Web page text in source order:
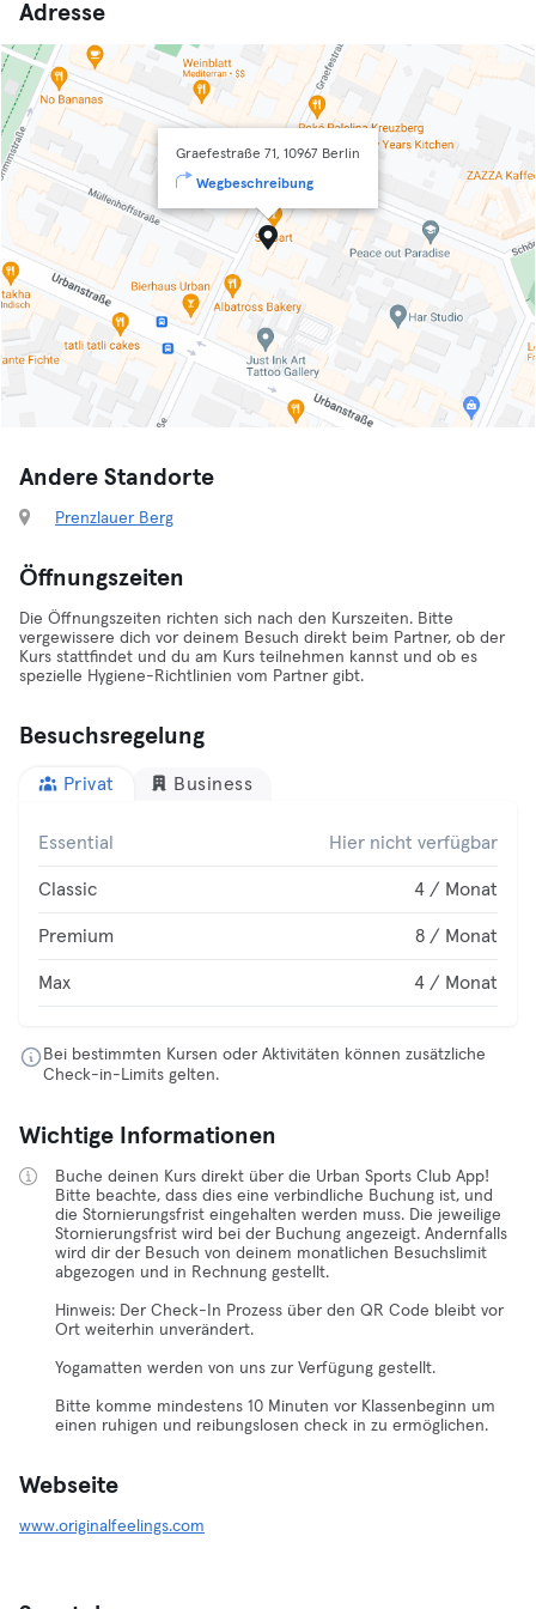
Adresse
Graefestraße 71, 10967 Berlin
Wegbeschreibung
Andere Standorte
Prenzlauer Berg
Öffnungszeiten
Die Öffnungszeiten richten sich nach den Kurszeiten. Bitte
vergewissere dich vor deinem Besuch direkt beim Partner, ob der
Kurs stattfindet und du am Kurs teilnehmen kannst und ob es
spezielle Hygiene-Richtlinien vom Partner gibt.
Besuchsregelung
Privat Business
Essential Hier nicht verfügbar
Classic 4 / Monat
Premium 8 / Monat
Max 4 / Monat
Bei bestimmten Kursen oder Aktivitäten können zusätzliche
Check-in-Limits gelten.
Wichtige Informationen
Buche deinen Kurs direkt über die Urban Sports Club App!
Bitte beachte, dass dies eine verbindliche Buchung ist, und
die Stornierungsfrist eingehalten werden muss. Die jeweilige
Stornierungsfrist wird bei der Buchung angezeigt. Andernfalls
wird dir der Besuch von deinem monatlichen Besuchslimit
abgezogen und in Rechnung gestellt.
Hinweis: Der Check-In Prozess über den QR Code bleibt vor
Ort weiterhin unverändert.
Yogamatten werden von uns zur Verfügung gestellt.
Bitte komme mindestens 10 Minuten vor Klassenbeginn um
einen ruhigen und reibungslosen check in zu ermöglichen.
Webseite
www.originalfeelings.com